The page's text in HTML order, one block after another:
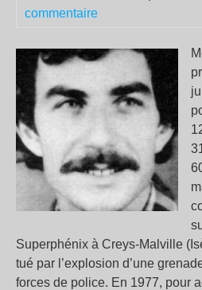
commentaire
Superphénix à Creys-Malville
tué par l’explosion d’une
forces de police. En 1977, pour